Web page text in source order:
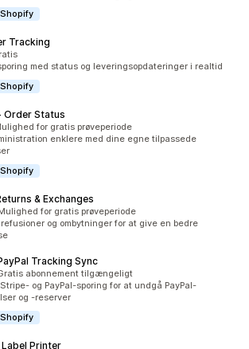
Tracking
i alt
med status og leveringsopdateringer i realtid
Order Status
i alt for gratis prøveperiode
enklere med dine egne tilpassede
& Exchanges
i alt for gratis prøveperiode
og ombytninger for at give en bedre
Tracking Sync
i altabonnement tilgængeligt
og PayPal-sporing for at undgå PayPal-
og -reserver
Printer